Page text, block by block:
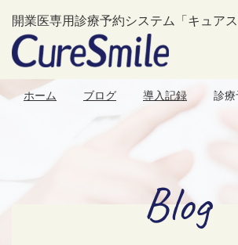
開業医専用診療予約システム「キュアス
ホーム ブログ 導入記録 診療
Blog